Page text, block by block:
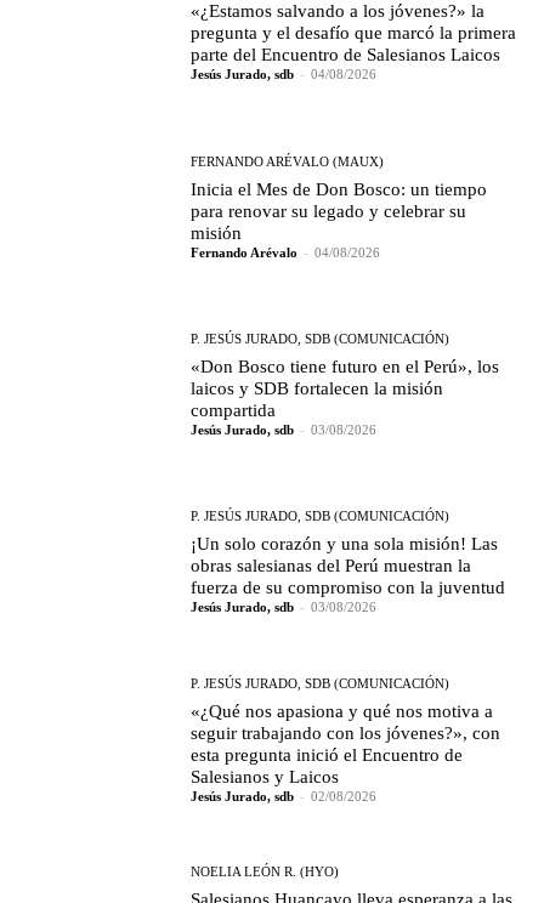
«¿Estamos salvando a los jóvenes?» la
pregunta y el desafío que marcó la primera
parte del Encuentro de Salesianos Laicos
Jesús Jurado, sdb - 04/08/2026
FERNANDO ARÉVALO (MAUX)
Inicia el Mes de Don Bosco: un tiempo
para renovar su legado y celebrar su
misión
Fernando Arévalo - 04/08/2026
P. JESÚS JURADO, SDB (COMUNICACIÓN)
«Don Bosco tiene futuro en el Perú», los
laicos y SDB fortalecen la misión
compartida
Jesús Jurado, sdb - 03/08/2026
P. JESÚS JURADO, SDB (COMUNICACIÓN)
¡Un solo corazón y una sola misión! Las
obras salesianas del Perú muestran la
fuerza de su compromiso con la juventud
Jesús Jurado, sdb - 03/08/2026
P. JESÚS JURADO, SDB (COMUNICACIÓN)
«¿Qué nos apasiona y qué nos motiva a
seguir trabajando con los jóvenes?», con
esta pregunta inició el Encuentro de
Salesianos y Laicos
Jesús Jurado, sdb - 02/08/2026
NOELIA LEÓN R. (HYO)